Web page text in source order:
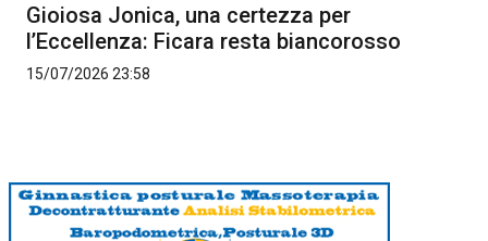
Gioiosa Jonica, una certezza per
l’Eccellenza: Ficara resta biancorosso
15/07/2026 23:58